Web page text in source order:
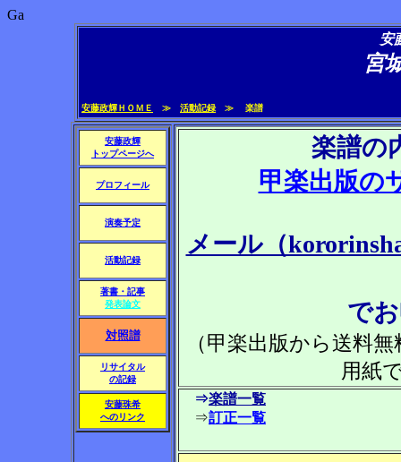
Ga
安
宮
安藤政輝ＨＯＭＥ ≫ 活動記録 ≫ 楽譜
安藤政輝
トップページへ
プロフィール
演奏予定
活動記録
著書・記事
発表論文
対照譜
リサイタル
の記録
安藤珠希
へのリンク
楽譜の
甲楽出版の
メール（
で
（甲楽出版から送料
用紙
⇒楽譜一覧
⇒訂正一覧